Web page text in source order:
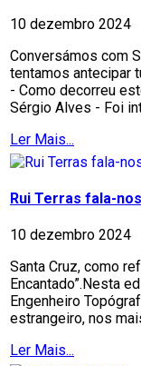
10 dezembro 2024
Conversámos com
tentamos antecipar
- Como decorreu
Sérgio Alves - Foi
Ler Mais...
Rui Terras fala-
10 dezembro 2024
Santa Cruz, como
Encantado”.Nesta
Engenheiro
estrangeiro, nos
Ler Mais...